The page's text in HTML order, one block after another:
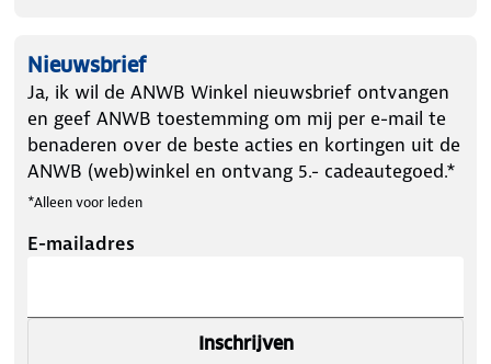
Nieuwsbrief
Ja, ik wil de ANWB Winkel nieuwsbrief ontvangen
en geef ANWB toestemming om mij per e-mail te
benaderen over de beste acties en kortingen uit de
ANWB (web)winkel en ontvang 5.- cadeautegoed.*
*Alleen voor leden
E-mailadres
Inschrijven